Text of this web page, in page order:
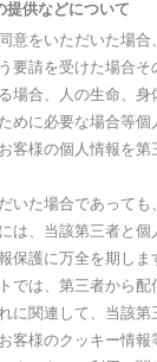
提供などについて
意をいただいた場合
要請を受けた場合そ
場合、人の生命、身
めに必要な場合等個
客様の個人情報を第
いた場合であっても
は、当該第三者と個
保護に万全を期しま
では、第三者から配
に関連して、当該第
客様のクッキー情報